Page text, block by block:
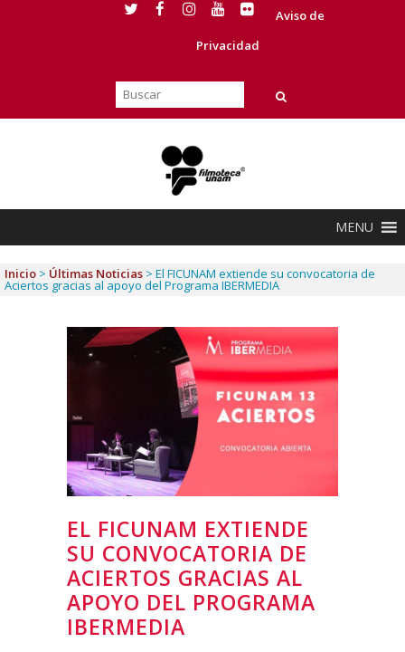
Aviso de
Privacidad
MENU
Inicio > Últimas Noticias > El FICUNAM extiende su convocatoria de
Aciertos gracias al apoyo del Programa IBERMEDIA
EL FICUNAM EXTIENDE
SU CONVOCATORIA DE
ACIERTOS GRACIAS AL
APOYO DEL PROGRAMA
IBERMEDIA